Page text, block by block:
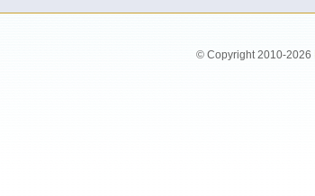
© Copyright 2010-2026